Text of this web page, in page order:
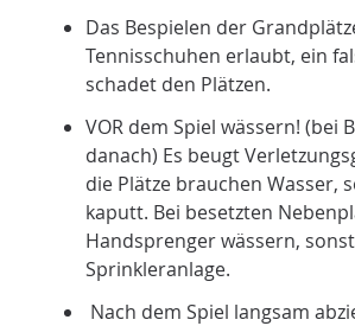
Das Bespielen der
Tennisschuhen erlaubt, ein
schadet den Plätzen.
VOR dem Spiel wässern! (bei
danach) Es beugt
die Plätze brauchen Wasser,
kaputt. Bei besetzten
Handsprenger wässern,
Sprinkleranlage.
Nach dem Spiel langsam